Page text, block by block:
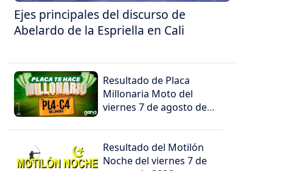
Ejes principales del discurso de
Abelardo de la Espriella en Cali
Resultado de Placa
Millonaria Moto del
viernes 7 de agosto de
Resultado del Motilón
Noche del viernes 7 de